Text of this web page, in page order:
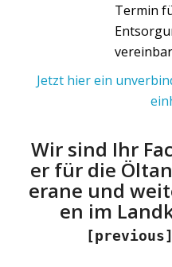
Termin
Jetzt hier ein
Wir sind Ihr
er für die
erane und
en im